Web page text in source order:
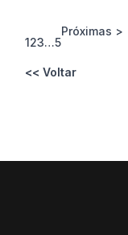
123…5
Próximas >
<< Voltar